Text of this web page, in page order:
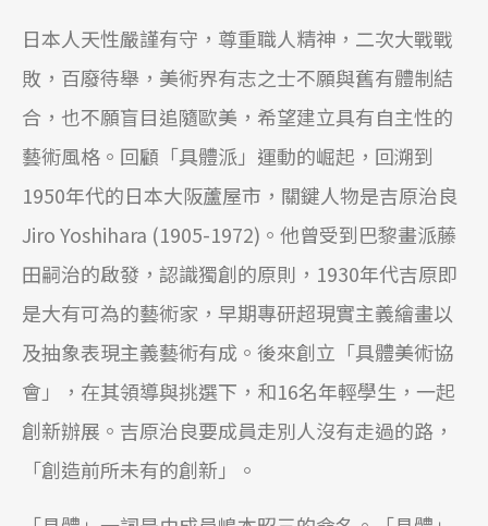
日本人天性嚴謹有守，尊重職人精神，二次大戰戰
敗，百廢待舉，美術界有志之士不願與舊有體制結
合，也不願盲目追隨歐美，希望建立具有自主性的
藝術風格。回顧「具體派」運動的崛起，回溯到
1950年代的日本大阪蘆屋市，關鍵人物是吉原治良
Jiro Yoshihara (1905-1972)。他曾受到巴黎畫派藤
田嗣治的啟發，認識獨創的原則，1930年代吉原即
是大有可為的藝術家，早期專研超現實主義繪畫以
及抽象表現主義藝術有成。後來創立「具體美術協
會」，在其領導與挑選下，和16名年輕學生，一起
創新辦展。吉原治良要成員走別人沒有走過的路，
「創造前所未有的創新」。